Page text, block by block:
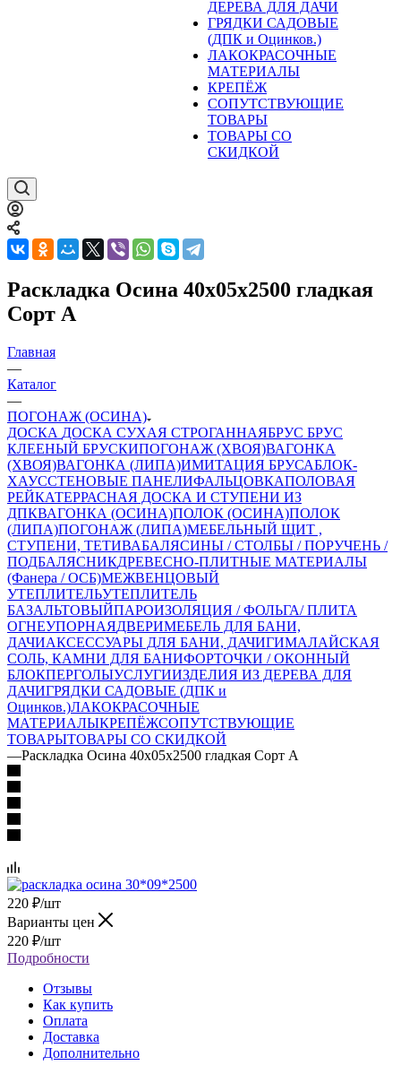
ДЕРЕВА ДЛЯ ДАЧИ
ГРЯДКИ САДОВЫЕ
(ДПК и Оцинков.)
ЛАКОКРАСОЧНЫЕ
МАТЕРИАЛЫ
КРЕПЁЖ
СОПУТСТВУЮЩИЕ
ТОВАРЫ
ТОВАРЫ СО
СКИДКОЙ
Раскладка Осина 40х05х2500 гладкая
Сорт А
Главная
—
Каталог
—
ПОГОНАЖ (ОСИНА)
ДОСКА ДОСКА СУХАЯ СТРОГАННАЯБРУС БРУС
КЛЕЕНЫЙ БРУСКИПОГОНАЖ (ХВОЯ)ВАГОНКА
(ХВОЯ)ВАГОНКА (ЛИПА)ИМИТАЦИЯ БРУСАБЛОК-
ХАУССТЕНОВЫЕ ПАНЕЛИФАЛЬЦОВКАПОЛОВАЯ
РЕЙКАТЕРРАСНАЯ ДОСКА И СТУПЕНИ ИЗ
ДПКВАГОНКА (ОСИНА)ПОЛОК (ОСИНА)ПОЛОК
(ЛИПА)ПОГОНАЖ (ЛИПА)МЕБЕЛЬНЫЙ ЩИТ ,
СТУПЕНИ, ТЕТИВАБАЛЯСИНЫ / СТОЛБЫ / ПОРУЧЕНЬ /
ПОДБАЛЯСНИКДРЕВЕСНО-ПЛИТНЫЕ МАТЕРИАЛЫ
(Фанера / ОСБ)МЕЖВЕНЦОВЫЙ
УТЕПЛИТЕЛЬУТЕПЛИТЕЛЬ
БАЗАЛЬТОВЫЙПАРОИЗОЛЯЦИЯ / ФОЛЬГА/ ПЛИТА
ОГНЕУПОРНАЯДВЕРИМЕБЕЛЬ ДЛЯ БАНИ,
ДАЧИАКСЕССУАРЫ ДЛЯ БАНИ, ДАЧИГИМАЛАЙСКАЯ
СОЛЬ, КАМНИ ДЛЯ БАНИФОРТОЧКИ / ОКОННЫЙ
БЛОКПЕРГОЛЫУСЛУГИИЗДЕЛИЯ ИЗ ДЕРЕВА ДЛЯ
ДАЧИГРЯДКИ САДОВЫЕ (ДПК и
Оцинков.)ЛАКОКРАСОЧНЫЕ
МАТЕРИАЛЫКРЕПЁЖСОПУТСТВУЮЩИЕ
ТОВАРЫТОВАРЫ СО СКИДКОЙ
—Раскладка Осина 40х05х2500 гладкая Сорт А
220 ₽/шт
Варианты цен
220 ₽/шт
Подробности
Отзывы
Как купить
Оплата
Доставка
Дополнительно